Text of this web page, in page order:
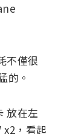
不僅很
的。
放在左
，看起